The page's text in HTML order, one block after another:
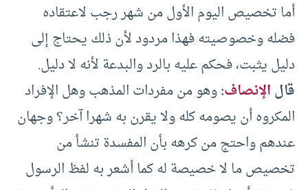
أما تخصيص اليوم الأول من شهر رجب لاعتقاده
فضله وخصوصيته فهذا مردود لأن ذلك يحتاج إلى
دليل يثبت، فحكم عليه بالرد والبدعة لأنه لا دليل.
قالالإنصاف:وهو من مفردات المذهب وهل الإفراد
المكروه أن يصومه كله ولا يقرن به شهرا آخر؟ وجهان
عندهم واحتج من كرهه بأن المفسدة تنشأ من
تخصيص ما لا خصيصة له كما أشعر به لفظ الرسول